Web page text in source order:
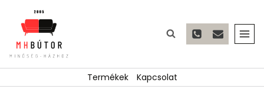
content
Termékek Kapcsolat